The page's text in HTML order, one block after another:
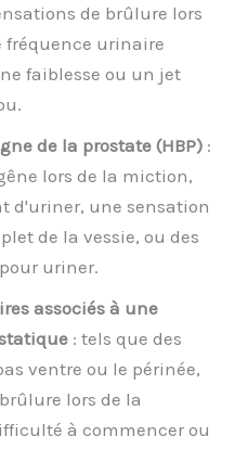
de brûlure lors
urinaire
faiblesse ou un jet
de la prostate (HBP) :
lors de la miction,
d'uriner, une sensation
de la vessie, ou des
uriner.
associés à une
: tels que des
ventre ou le périnée,
lors de la
à commencer ou